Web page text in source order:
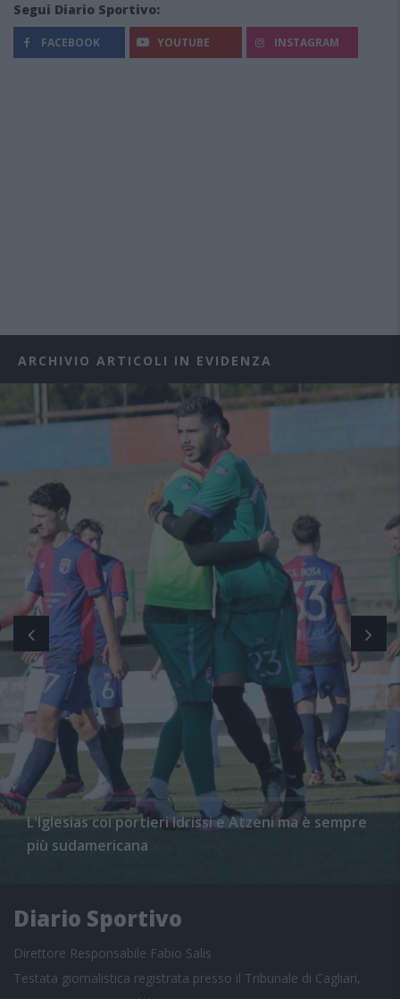
Segui Diario Sportivo:
FACEBOOK YOUTUBE INSTAGRAM
ARCHIVIO ARTICOLI IN EVIDENZA
L'Iglesias coi portieri Idrissi e Atzeni ma è sempre
più sudamericana
Diario Sportivo
Direttore Responsabile Fabio Salis
Testata giornalistica registrata presso il Tribunale di Cagliari,